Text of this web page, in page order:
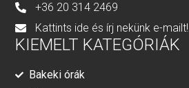
+36 20 314 2469
Kattints ide és írj nekünk e-mailt!
KIEMELT KATEGÓRIÁK
Bakeki órák